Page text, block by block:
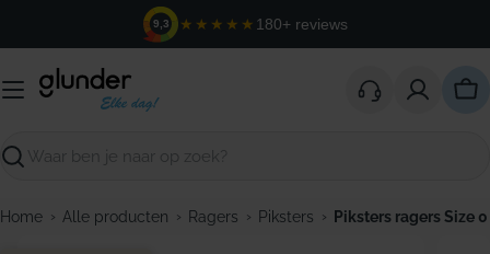
inhoud
9,3 ★★★★★ 180+ reviews
Zoeken
Home › Alle producten › Ragers › Piksters › Piksters ragers Size